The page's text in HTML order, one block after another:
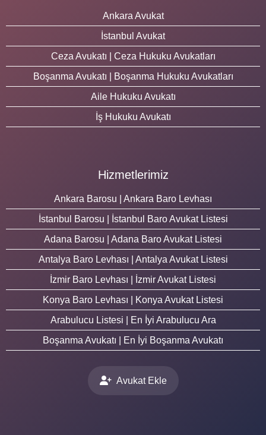
Ankara Avukat
İstanbul Avukat
Ceza Avukatı | Ceza Hukuku Avukatları
Boşanma Avukatı | Boşanma Hukuku Avukatları
Aile Hukuku Avukatı
İş Hukuku Avukatı
Hizmetlerimiz
Ankara Barosu | Ankara Baro Levhası
İstanbul Barosu | İstanbul Baro Avukat Listesi
Adana Barosu | Adana Baro Avukat Listesi
Antalya Baro Levhası | Antalya Avukat Listesi
İzmir Baro Levhası | İzmir Avukat Listesi
Konya Baro Levhası | Konya Avukat Listesi
Arabulucu Listesi | En İyi Arabulucu Ara
Boşanma Avukatı | En İyi Boşanma Avukatı
Avukat Ekle